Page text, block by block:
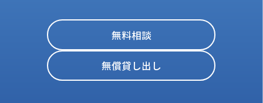
無料相談
無償貸し出し